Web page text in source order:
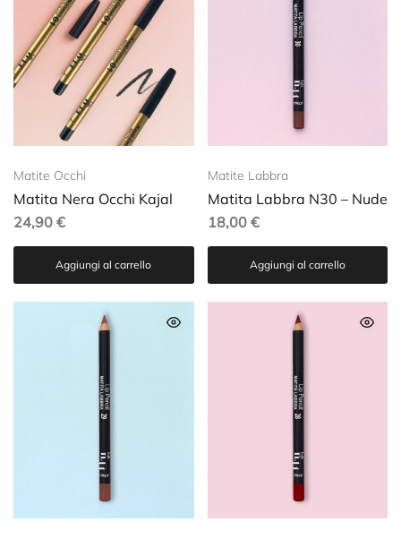
Matite Occhi
Matita Nera Occhi Kajal
24,90 €
Aggiungi al carrello
Matite Labbra
Matita Labbra N30 – Nude
18,00 €
Aggiungi al carrello